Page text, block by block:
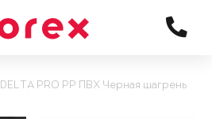
DELTA PRO PP ПВХ Черная шагрень